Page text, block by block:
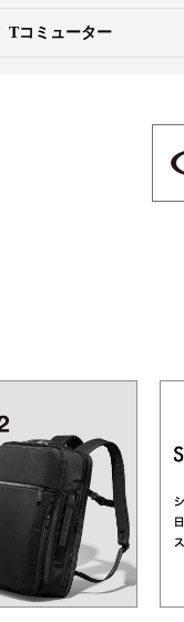
Tコミューター